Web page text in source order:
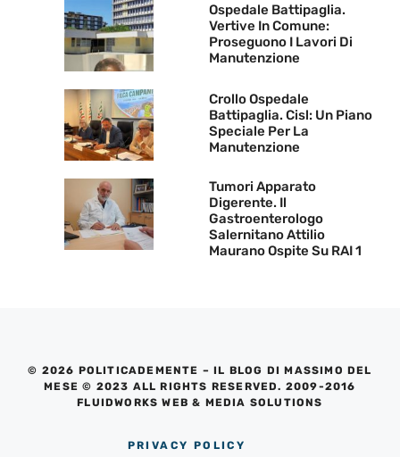
Ospedale Battipaglia.
Vertive In Comune:
Proseguono I Lavori Di
Manutenzione
Crollo Ospedale
Battipaglia. Cisl: Un Piano
Speciale Per La
Manutenzione
Tumori Apparato
Digerente. Il
Gastroenterologo
Salernitano Attilio
Maurano Ospite Su RAI 1
© 2026 POLITICADEMENTE – IL BLOG DI MASSIMO DEL
MESE © 2023 ALL RIGHTS RESERVED. 2009-2016
FLUIDWORKS WEB & MEDIA SOLUTIONS
PRIVACY POLICY